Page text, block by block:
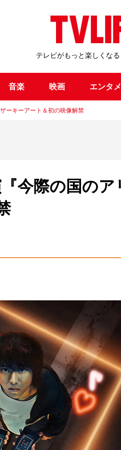
テレビがもっと楽しくな
音楽 映画 エンタ
ーキーアート＆初の映像解禁
今際の国の